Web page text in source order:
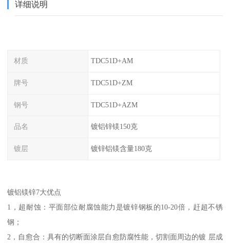
详细说明
材质 TDC51D+AM
牌号 TDC51D+ZM
钢号 TDC51D+AZM
品名 镀铝锌镁150克
镀层 镀锌铝镁含量180克
镀铝镁锌7大优点
1，超耐蚀：平面部位耐腐蚀能力是镀锌钢板的10-20倍，赶超不锈
钢；
2，自愈合：具有的切断面涂层自愈防腐性能，切割面周边的镀 层成